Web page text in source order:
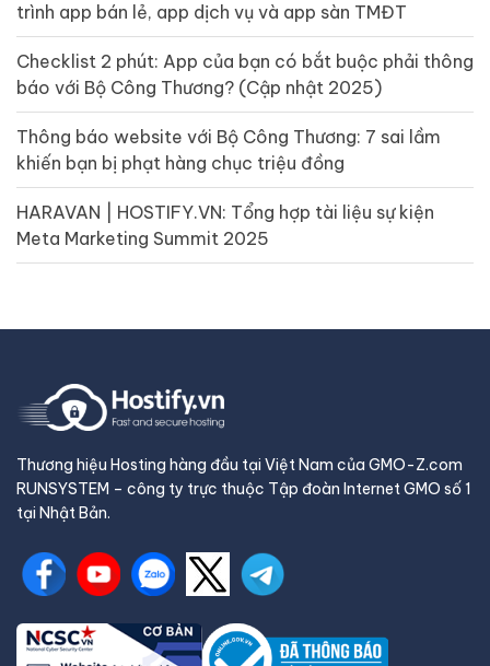
trình app bán lẻ, app dịch vụ và app sàn TMĐT
Checklist 2 phút: App của bạn có bắt buộc phải thông
báo với Bộ Công Thương? (Cập nhật 2025)
Thông báo website với Bộ Công Thương: 7 sai lầm
khiến bạn bị phạt hàng chục triệu đồng
HARAVAN | HOSTIFY.VN: Tổng hợp tài liệu sự kiện
Meta Marketing Summit 2025
Thương hiệu Hosting hàng đầu tại Việt Nam của GMO-Z.com
RUNSYSTEM – công ty trực thuộc Tập đoàn Internet GMO số 1
tại Nhật Bản.